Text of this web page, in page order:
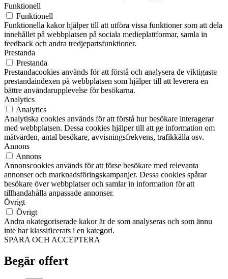
Funktionell
Funktionell
Funktionella kakor hjälper till att utföra vissa funktioner som att dela
innehållet på webbplatsen på sociala medieplattformar, samla in
feedback och andra tredjepartsfunktioner.
Prestanda
Prestanda
Prestandacookies används för att förstå och analysera de viktigaste
prestandaindexen på webbplatsen som hjälper till att leverera en
bättre användarupplevelse för besökarna.
Analytics
Analytics
Analytiska cookies används för att förstå hur besökare interagerar
med webbplatsen. Dessa cookies hjälper till att ge information om
mätvärden, antal besökare, avvisningsfrekvens, trafikkälla osv.
Annons
Annons
Annonscookies används för att förse besökare med relevanta
annonser och marknadsföringskampanjer. Dessa cookies spårar
besökare över webbplatser och samlar in information för att
tillhandahålla anpassade annonser.
Övrigt
Övrigt
Andra okategoriserade kakor är de som analyseras och som ännu
inte har klassificerats i en kategori.
SPARA OCH ACCEPTERA
Begär offert